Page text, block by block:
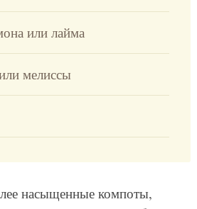
или лайма
мелиссы
насыщенные компоты,